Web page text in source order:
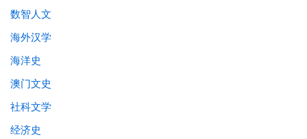
数智人文
海外汉学
海洋史
澳门文史
社科文学
经济史